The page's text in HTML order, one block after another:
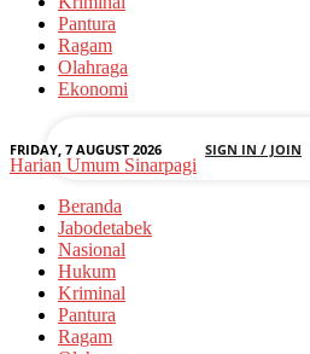
Pantura
Ragam
Olahraga
Ekonomi
your password
FRIDAY, 7 AUGUST 2026 SIGN IN / JOIN
Harian Umum Sinarpagi
Beranda
Jabodetabek
Nasional
Hukum
Kriminal
Pantura
Ragam